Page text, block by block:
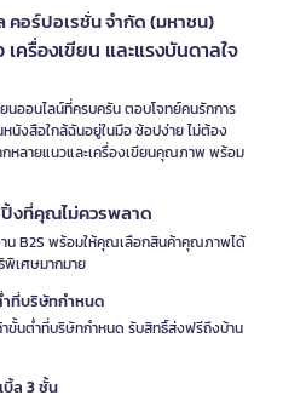
คอร์ปอเรชั่น จำกัด (มหาชน)
ครื่องเขียน และแรงบันดาลใจ
นออนไลน์ที่ครบครัน ตอบโจทย์คนรักการ
นังสือใกล้ฉันอยู่ในมือ ช้อปง่าย ไม่ต้อง
หลายแนวและเครื่องเขียนคุณภาพ พร้อม
ปิ้งที่คุณไม่ควรพลาด
น B2S พร้อมให้คุณเลือกสินค้าคุณภาพได้
พิเศษมากมาย
ำที่บริษัทกำหนด
ขั้นต่ำที่บริษัทกำหนด รับสิทธิ์ส่งฟรีถึงบ้าน
ล 3 ชั้น